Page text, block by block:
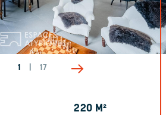
1 17
220 M²